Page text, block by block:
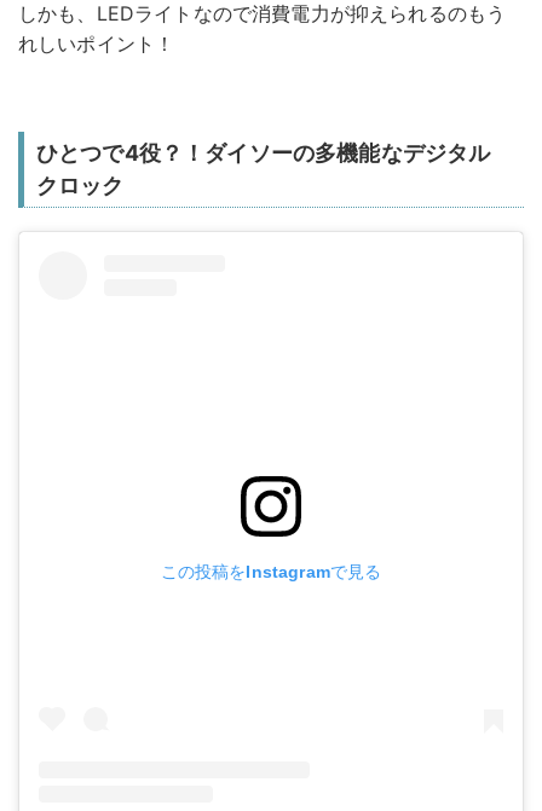
しかも、LEDライトなので消費電力が抑えられるのもう
れしいポイント！
ひとつで4役？！ダイソーの多機能なデジタル
クロック
この投稿をInstagramで見る